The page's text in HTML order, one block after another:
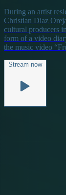
During an artist
Christian Diaz
cultural producers
form of a video
the music video
Stream now